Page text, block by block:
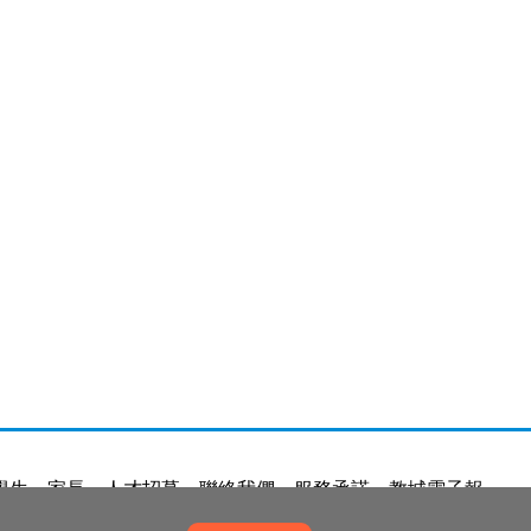
生 家長 人才招募 聯絡我們 服務承諾 教城電子報